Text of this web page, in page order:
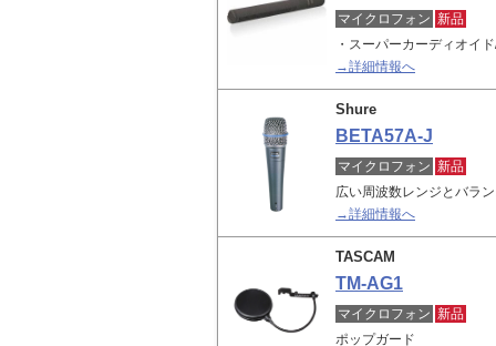
マイクロフォン 新品
・スーパーカーディオイ
→詳細情報へ
Shure
BETA57A-J
マイクロフォン 新品
広い周波数レンジとバラ
→詳細情報へ
TASCAM
TM-AG1
マイクロフォン 新品
ポップガード